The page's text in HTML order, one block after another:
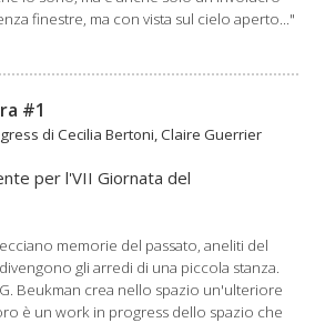
finestre, ma con vista sul cielo aperto..."
#1
di Cecilia Bertoni, Claire Guerrier
per l'VII Giornata del
memorie del passato, aneliti del
gli arredi di una piccola stanza.
Beukman crea nello spazio un'ulteriore
è un work in progress dello spazio che